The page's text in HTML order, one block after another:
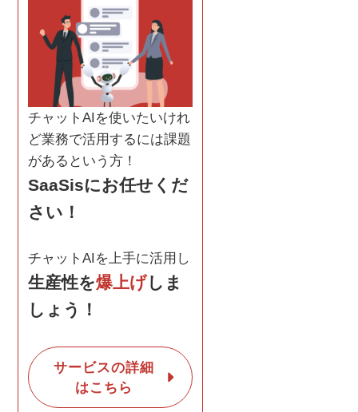
チャットAIを使いたいけれ
ど業務で活用するには課題
があるという方！
SaaSisにお任せくだ
さい！
チャットAIを上手に活用し
生産性を爆上げしま
しょう！
サービスの詳細
はこちら